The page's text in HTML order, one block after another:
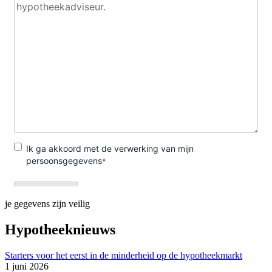
je gegevens zijn veilig
Hypotheeknieuws
Starters voor het eerst in de minderheid op de hypotheekmarkt
1 juni 2026